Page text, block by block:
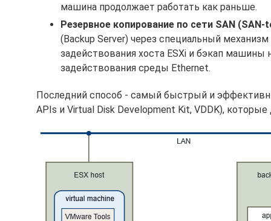
машина продолжает работать как раньше.
Резервное копирование по сети SAN (SAN-
(Backup Server) через специальный
задействования хоста ESXi и бэкап
задействования среды Ethernet.
Последний способ - самый быстрый и
APIs и Virtual Disk Development Kit, VDDK),